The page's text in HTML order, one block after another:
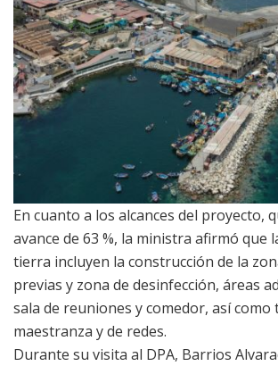
En cuanto a los alcances del proyecto,
avance de 63 %, la ministra afirmó que
tierra incluyen la construcción de la
previas y zona de desinfección, áreas
sala de reuniones y comedor, así como
maestranza y de redes.
Durante su visita al DPA, Barrios